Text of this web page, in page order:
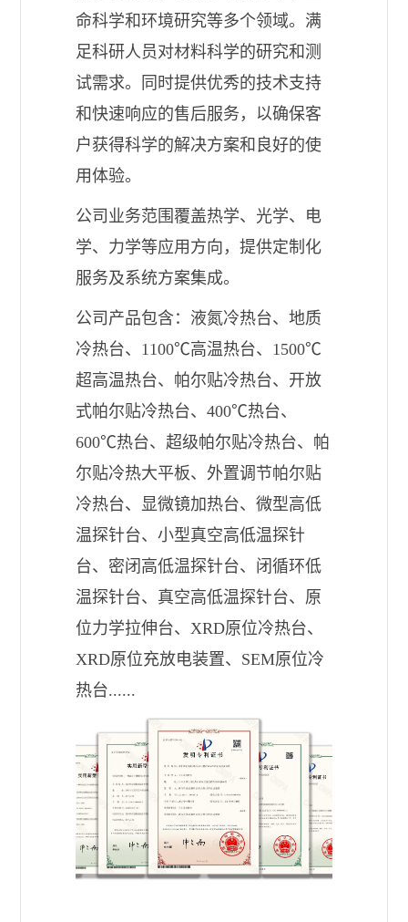
命科学和环境研究等多个领域。满
足科研人员对材料科学的研究和测
试需求。同时提供优秀的技术支持
和快速响应的售后服务，以确保客
户获得科学的解决方案和良好的使
用体验。
公司业务范围覆盖热学、光学、电
学、力学等应用方向，提供定制化
服务及系统方案集成。
公司产品包含：液氮冷热台、地质
冷热台、1100℃高温热台、1500℃
超高温热台、帕尔贴冷热台、开放
式帕尔贴冷热台、400℃热台、
600℃热台、超级帕尔贴冷热台、帕
尔贴冷热大平板、外置调节帕尔贴
冷热台、显微镜加热台、微型高低
温探针台、小型真空高低温探针
台、密闭高低温探针台、闭循环低
温探针台、真空高低温探针台、原
位力学拉伸台、XRD原位冷热台、
XRD原位充放电装置、SEM原位冷
热台......